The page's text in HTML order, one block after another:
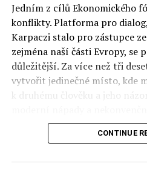
Jedním z cílů Ekonomického
konflikty. Platforma pro
Karpaczi stalo pro zástupce
zejména naší části Evropy, se
důležitější. Za více než tři
vytvořit jedinečné místo, kde
k druhému člověku a jeho
Polsko musí mít instituce,
politický tým. Pouze to vám
CONTINUE